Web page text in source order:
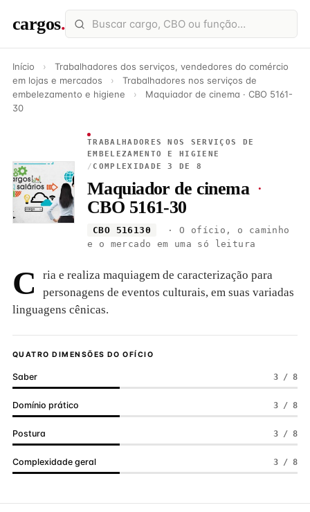
cargos.
Início ›
Trabalhadores dos serviços, vendedores do comércio
em lojas e mercados
›
Trabalhadores nos serviços de
embelezamento e higiene
›
Maquiador de cinema · CBO 5161-
30
TRABALHADORES NOS SERVIÇOS DE
EMBELEZAMENTO E HIGIENE
/ COMPLEXIDADE 3 DE 8
Maquiador de cinema ·
CBO 5161-30
CBO 516130
· O ofício, o caminho
e o mercado em uma só leitura
C
ria e realiza maquiagem de caracterização para
personagens de eventos culturais, em suas variadas
linguagens cênicas.
QUATRO DIMENSÕES DO OFÍCIO
Saber 3 / 8
Domínio prático 3 / 8
Postura 3 / 8
Complexidade geral 3 / 8